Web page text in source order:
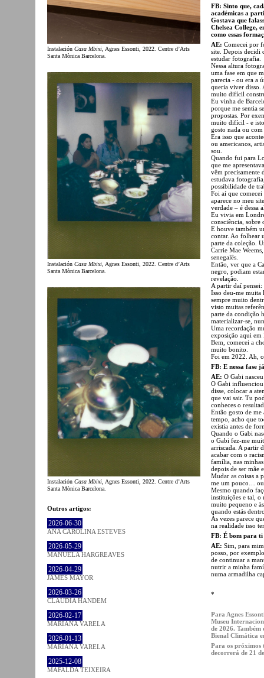
Instalación Casa Mbixi , Agnes Essonti, 2022. Centre d’Arts
Santa Mònica Barcelona.
Instalación Casa Mbixi , Agnes Essonti, 2022. Centre d’Arts
Santa Mònica Barcelona.
Instalación Casa Mbixi , Agnes Essonti, 2022. Centre d’Arts
Santa Mònica Barcelona.
Outros artigos:
2026-06-30
ANA CAROLINA ESTEVES
2026-05-29
MANUELA HARGREAVES
2026-04-29
JAMES MAYOR
2026-03-26
CLÁUDIA HANDEM
2026-02-17
MARIANA VARELA
2026-01-13
MARIANA VARELA
2025-12-08
MAFALDA TEIXEIRA
FB: Sinto que,
académicas a
Gostava que
Chelsea College,
como essas
AE: Comecei por
site. Depois decidi
estudar fotografia.
Nessa altura
uma fase em que
parecia - ou era a
queria viver disso.
muito difícil
Eu vinha de
porque me sentia
propostas. Por
muito difícil - e
gosto nada ou
Era isso que
ou americanos,
sou.
Quando fui para
que me
vêm precisamente
estudava
possibilidade de
Foi aí que comecei
aparece no meu
verdade – é dessa
Eu vivia em
consciência, sobre
E houve também
contar. Ao folhear
parte da coleção.
Carrie Mae
senegalês.
Então, ver que a
negro, podiam
revelação.
A partir daí
Isso deu-me muita
sempre muito
visto muitas
parte da condição
materializar-se,
Uma recordação
exposição aqui
Bem, comecei a
muito bonito.
Foi em 2022. Ah,
FB: E nessa fase
AE: O Gabi
O Gabi influenciou
disse, colocar a
que vai sair. Tu
conheces o
Então gosto de
tempo, acho que
existia antes de
Quando o Gabi
o Gabi fez-me
arriscada. A partir
acabar com o
família, nas
depois de ser mãe
Mudar as coisas a
me um pouco… ou
Mesmo quando
instituições e tal, o
muito pequeno e
quando estás
Às vezes parece
na realidade isso
FB: É bom para ti
AE: Sim, para
posso, por
de continuar a
nutrir a minha
numa armadilha
*
Para Agnes
Museu
de 2026.
Bienal Climática
Para os próximos
decorrerá de 21